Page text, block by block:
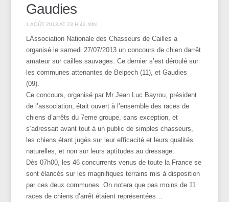
Gaudies
1 AOÛT 2013 AT 23 H 42 MIN
LAssociation Nationale des Chasseurs de Cailles a
organisé le samedi 27/07/2013 un concours de chien darrêt
amateur sur cailles sauvages. Ce dernier s’est déroulé sur
les communes attenantes de Belpech (11), et Gaudies
(09).
Ce concours, organisé par Mr Jean Luc Bayrou, président
de l’association, était ouvert à l’ensemble des races de
chiens d’arrêts du 7eme groupe, sans exception, et
s’adressait avant tout à un public de simples chasseurs,
les chiens étant jugés sur leur efficacité et leurs qualités
naturelles, et non sur leurs aptitudes au dressage.
Dès 07h00, les 46 concurrents venus de toute la France se
sont élancés sur les magnifiques terrains mis à disposition
par ces deux communes. On notera que pas moins de 11
races de chiens d’arrêt étaient représentées…